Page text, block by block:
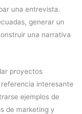
una entrevista.
generar un
una narrativa
proyectos
interesante
ejemplos de
de marketing y